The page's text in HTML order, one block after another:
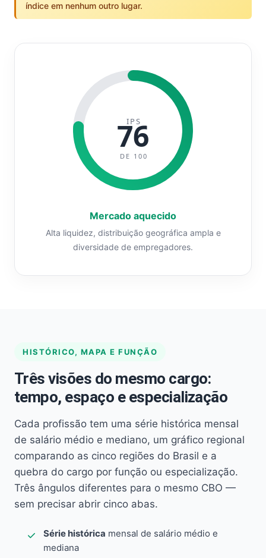
índice em nenhum outro lugar.
IPS
76
DE 100
Mercado aquecido
Alta liquidez, distribuição geográfica ampla e
diversidade de empregadores.
HISTÓRICO, MAPA E FUNÇÃO
Três visões do mesmo cargo:
tempo, espaço e especialização
Cada profissão tem uma série histórica mensal
de salário médio e mediano, um gráfico regional
comparando as cinco regiões do Brasil e a
quebra do cargo por função ou especialização.
Três ângulos diferentes para o mesmo CBO —
sem precisar abrir cinco abas.
Série histórica mensal de salário médio e
mediana